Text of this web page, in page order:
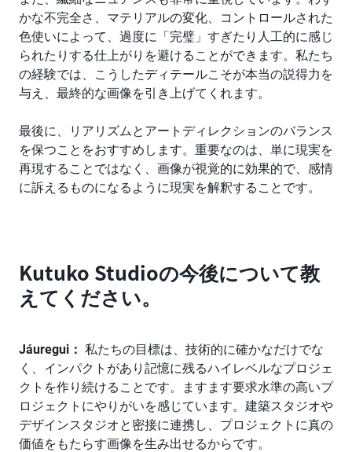
かな不完全さ、マテリアルの変化、コントロールされた
色使いによって、過度に「完璧」すぎたり人工的に感じ
られたりする仕上がりを避けることができます。私たち
の経験では、こうしたディテールこそが本当の説得力を
与え、最終的な画像を引き上げてくれます。
最後に、リアリズムとアートディレクションのバランス
を保つことをおすすめします。重要なのは、単に現実を
再現することではなく、画像が視覚的に効果的で、感情
に訴えるものになるように現実を解釈することです。
Kutuko Studioの今後について教
えてください。
Jáuregui： 私たちの目標は、技術的に確かなだけでな
く、インパクトがあり記憶に残るハイレベルなプロジェ
クトを作り続けることです。ますます要求水準の高いプ
ロジェクトにやりがいを感じています。建築スタジオや
デザインスタジオと密接に連携し、プロジェクトに真の
価値をもたらす画像を生み出せるからです。